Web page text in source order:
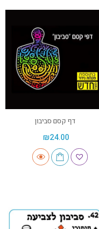
דף קסם סביבון
₪24.00